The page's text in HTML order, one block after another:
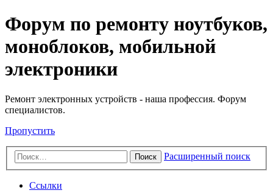
Регистрация
Форум по ремонту ноутбуков,
моноблоков, мобильной
электроники
Ремонт электронных устройств - наша профессия. Форум
специалистов.
Пропустить
Поиск Расширенный поиск
Ссылки